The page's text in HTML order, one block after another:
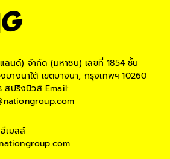
ลนด์) จำกัด (มหาชน) เลขที่ 1854 ชั้น
บางนาใต้ เขตบางนา, กรุงเทพฯ 10260
สปริงนิวส์Email:
อีเมลล์